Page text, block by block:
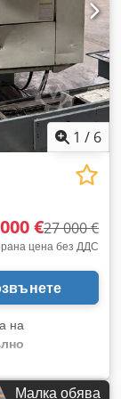
1 / 6
€27 000 €
цена без ДДС
на
напречната
мм, диаметър
Малка обява